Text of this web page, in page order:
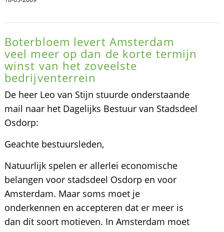
Boterbloem levert Amsterdam
veel meer op dan de korte termijn
winst van het zoveelste
bedrijventerrein
De heer Leo van Stijn stuurde onderstaande
mail naar het Dagelijks Bestuur van Stadsdeel
Osdorp:
Geachte bestuursleden,
Natuurlijk spelen er allerlei economische
belangen voor stadsdeel Osdorp en voor
Amsterdam. Maar soms moet je
onderkennen en accepteren dat er meer is
dan dit soort motieven. In Amsterdam moet